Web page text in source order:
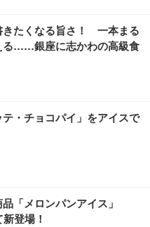
チェア (ホワイト)
ェア デスクチェア 肘なし メ
サポート付き 腰サポート ガ
回転 キャスター付き コンパク
84～96cm テレワーク 在宅
FHD】GRAPHT THE S
24” Essential ゲーミン
ンチ 1ms FHD 量子ドット 残
保証 | 日本メーカー)
ットシーツ 超厚型 お徳用 レギ
限定】
きたくなる旨さ！ 一本まる
る……銀座に志かわの高級食
・チョコパイ」をアイスで
「メロンパンアイス」
登場！